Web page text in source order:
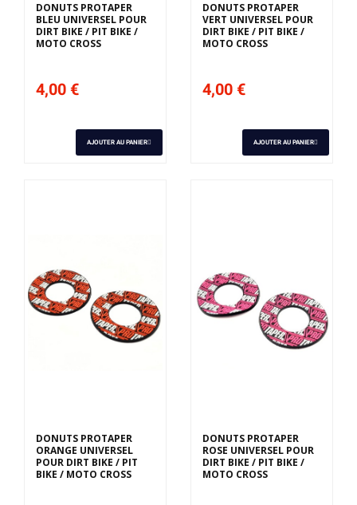
DONUTS PROTAPER
BLEU UNIVERSEL POUR
DIRT BIKE / PIT BIKE /
MOTO CROSS
4,00 €
AJOUTER AU PANIER
DONUTS PROTAPER
VERT UNIVERSEL POUR
DIRT BIKE / PIT BIKE /
MOTO CROSS
4,00 €
AJOUTER AU PANIER
DONUTS PROTAPER
ORANGE UNIVERSEL
POUR DIRT BIKE / PIT
BIKE / MOTO CROSS
DONUTS PROTAPER
ROSE UNIVERSEL POUR
DIRT BIKE / PIT BIKE /
MOTO CROSS